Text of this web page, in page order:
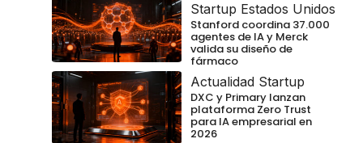
Startup Estados Unidos
Stanford coordina 37.000
agentes de IA y Merck
valida su diseño de
fármaco
Actualidad Startup
DXC y Primary lanzan
plataforma Zero Trust
para IA empresarial en
2026